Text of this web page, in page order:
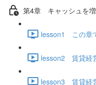
第4章 キャッシュを
lesson1 この章
lesson2 賃貸経
lesson3 賃貸経